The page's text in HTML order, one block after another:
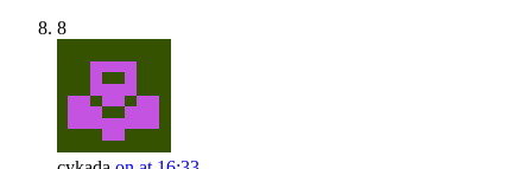
8